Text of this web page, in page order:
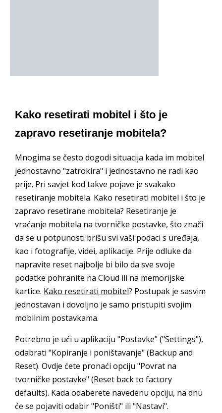
Kako resetirati mobitel i što je
zapravo resetiranje mobitela?
Mnogima se često dogodi situacija kada im mobitel
jednostavno "zatrokira" i jednostavno ne radi kao
prije. Pri savjet kod takve pojave je svakako
resetiranje mobitela. Kako resetirati mobitel i što je
zapravo resetirane mobitela? Resetiranje je
vraćanje mobitela na tvorničke postavke, što znači
da se u potpunosti brišu svi vaši podaci s uređaja,
kao i fotografije, videi, aplikacije. Prije odluke da
napravite reset najbolje bi bilo da sve svoje
podatke pohranite na Cloud ili na memorijske
kartice. Kako resetirati mobitel? Postupak je sasvim
jednostavan i dovoljno je samo pristupiti svojim
mobilnim postavkama.
Potrebno je ući u aplikaciju "Postavke" ("Settings"),
odabrati "Kopiranje i poništavanje" (Backup and
Reset). Ovdje ćete pronaći opciju "Povrat na
tvorničke postavke" (Reset back to factory
defaults). Kada odaberete navedenu opciju, na dnu
će se pojaviti odabir "Poništi" ili "Nastavi".